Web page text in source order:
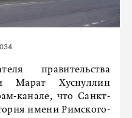
правительства
Марат Хуснуллин
канале, что Санкт-
имени Римского-